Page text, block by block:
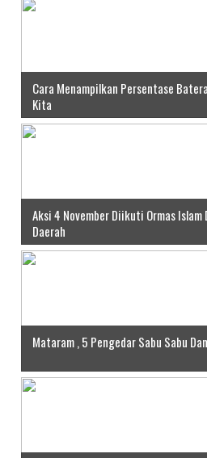
Cara Menampilkan Persentase
Kita
Aksi 4 November Diikuti Ormas
Daerah
Mataram , 5 Pengedar Sabu Sabu